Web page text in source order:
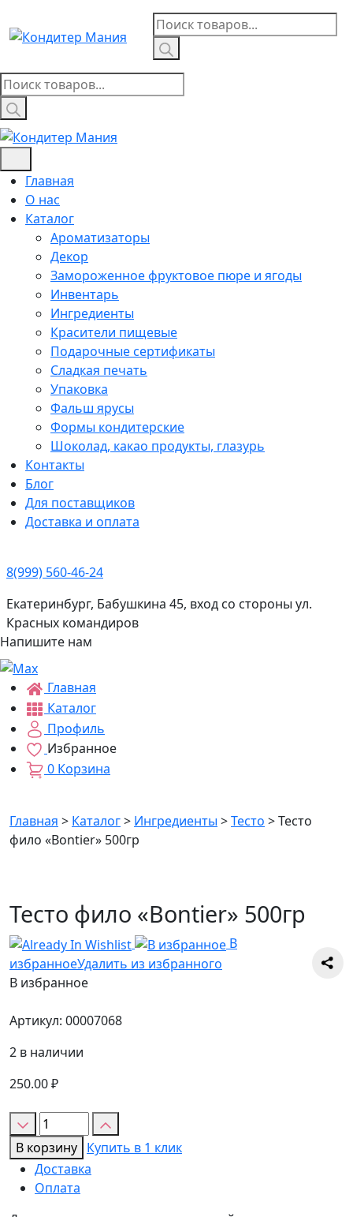
to
content
Поиск
товаров
Поиск
товаров
Главная
О нас
Каталог
Ароматизаторы
Декор
Замороженное фруктовое пюре и ягоды
Инвентарь
Ингредиенты
Красители пищевые
Подарочные сертификаты
Сладкая печать
Упаковка
Фальш ярусы
Формы кондитерские
Шоколад, какао продукты, глазурь
Контакты
Блог
Для поставщиков
Доставка и оплата
8(999) 560-46-24
Екатеринбург, Бабушкина 45, вход со стороны ул.
Красных командиров
Напишите нам
Главная
Каталог
Профиль
Избранное
0 Корзина
Главная > Каталог> Ингредиенты >Тесто >Тесто
фило «Bontier» 500гр
Тесто фило «Bontier» 500гр
В
избранноеУдалить из избранного
В избранное
Артикул: 00007068
2 в наличии
250.00₽
Количество
товара
Тесто
фило
"Bontier"
В корзину Купить в 1 клик
Доставка
Оплата